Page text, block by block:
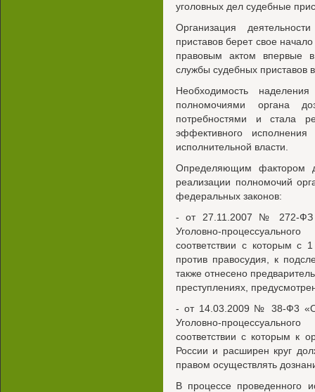
уголовных дел судебные
Организация
приставов берет свое
правовым актом впервые
службы судебных приставов
Необходимость
полномочиями органа
потребностями и стала
эффективного
исполнительной власти.
Определяющим фактором
реализации полномочий
федеральных законов:
- от 27.11.2007 № 272-ФЗ
Уголовно-
соответствии с которым с
против правосудия, к
также отнесено
преступлениях,
- от 14.03.2009 № 38-Ф3 «О
Уголовно-
соответствии с которым к
России и расширен круг
правом осуществлять
В процессе проведенного